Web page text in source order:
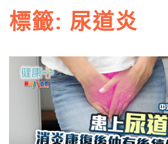
標籤: 尿道炎